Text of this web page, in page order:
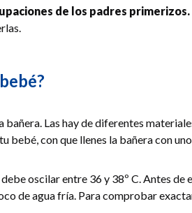
de los padres primerizos.
Las hay de diferentes
bebé, con que llenes la bañera con
debe oscilar entre 36 y 38º C. Antes
de agua fría. Para comprobar